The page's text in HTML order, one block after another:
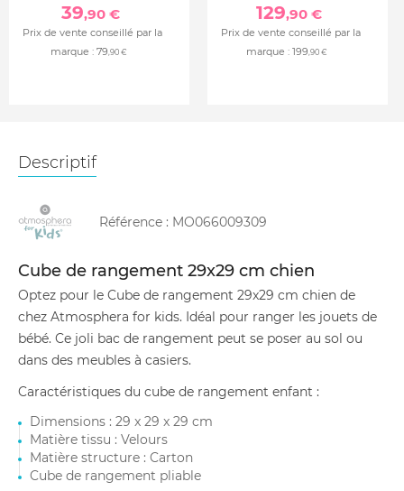
39,90 €
Prix de vente conseillé par la
marque : 79 ,90 €
129,90 €
Prix de vente conseillé par la
marque : 199 ,90 €
Descriptif
Référence : MO066009309
Cube de rangement 29x29 cm chien
Optez pour le Cube de rangement 29x29 cm chien de
chez Atmosphera for kids. Idéal pour ranger les jouets de
bébé. Ce joli bac de rangement peut se poser au sol ou
dans des meubles à casiers.
Caractéristiques du cube de rangement enfant :
Dimensions : 29 x 29 x 29 cm
Matière tissu : Velours
Matière structure : Carton
Cube de rangement pliable